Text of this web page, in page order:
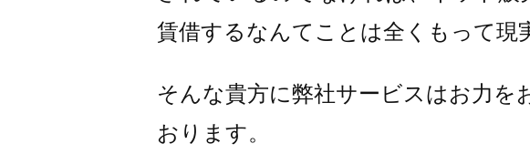
賃借するなんてことは全くもって現
そんな貴方に弊社サービスはお力を
おります。